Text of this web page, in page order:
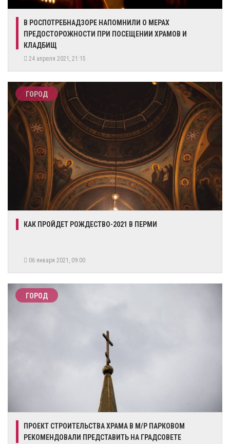
В РОСПОТРЕБНАДЗОРЕ НАПОМНИЛИ О МЕРАХ
ПРЕДОСТОРОЖНОСТИ ПРИ ПОСЕЩЕНИИ ХРАМОВ И
КЛАДБИЩ
24 апреля 2021, 21:15
ГОРОД
КАК ПРОЙДЕТ РОЖДЕСТВО-2021 В ПЕРМИ
06 января 2021, 09:00
ГОРОД
ПРОЕКТ СТРОИТЕЛЬСТВА ХРАМА В М/Р ПАРКОВОМ
РЕКОМЕНДОВАЛИ ПРЕДСТАВИТЬ НА ГРАДСОВЕТЕ